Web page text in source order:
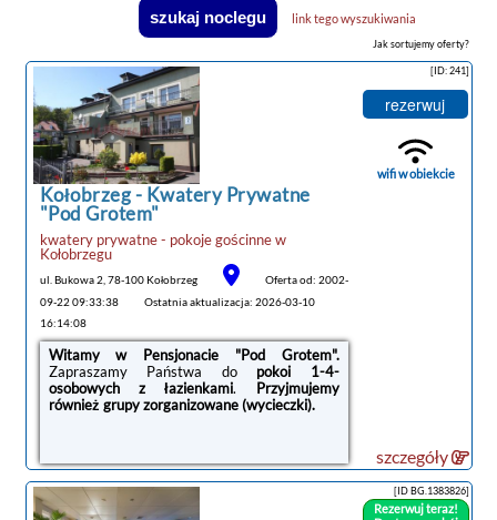
link tego wyszukiwania
Jak sortujemy oferty?
noclegi Kołobrzeg
tanie noclegi
Kołobrzeg - Kwatery Prywatne
"Pod Grotem"
kwatery prywatne - pokoje gościnnew
Kołobrzegu
ul. Bukowa 2, 78-100 Kołobrzeg
Oferta od: 2002-
09-22 09:33:38
Ostatnia aktualizacja: 2026-03-10
16:14:08
Witamy w Pensjonacie "Pod Grotem".
Zapraszamy Państwa do pokoi 1-4-
osobowych z łazienkami. Przyjmujemy
również grupy zorganizowane (wycieczki).
[ID: 241]
rezerwuj
wifi w obiekcie
szczegóły
[ID BG.1383826]
Rezerwuj teraz!